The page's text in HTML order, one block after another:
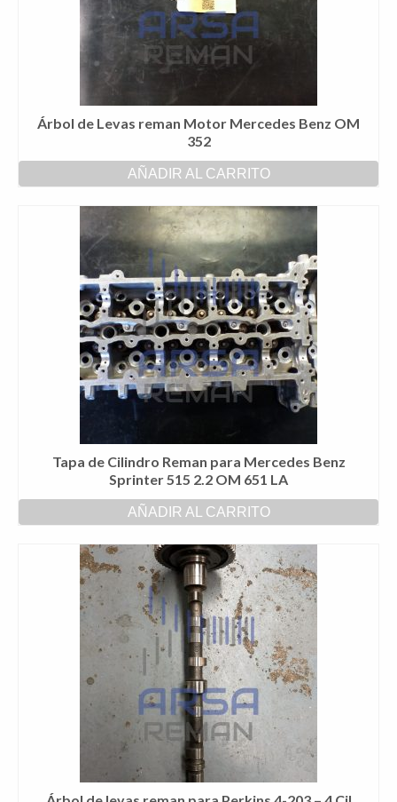
Árbol de Levas reman Motor Mercedes Benz OM
352
AÑADIR AL CARRITO
Tapa de Cilindro Reman para Mercedes Benz
Sprinter 515 2.2 OM 651 LA
AÑADIR AL CARRITO